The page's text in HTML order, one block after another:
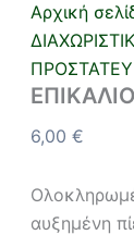
Αρχική
6,00 €
αυξημένη